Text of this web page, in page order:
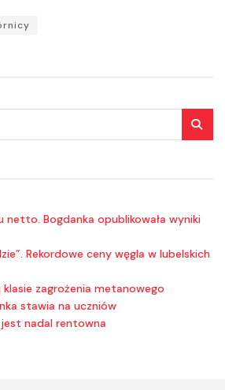
netto. Bogdanka opublikowała wyniki
Rekordowe ceny węgla w lubelskich
zagrożenia metanowego
stawia na uczniów
nadal rentowna